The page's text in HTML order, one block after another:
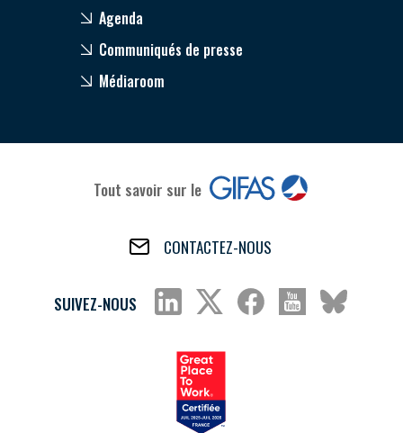
Agenda
Communiqués de presse
Médiaroom
Tout savoir sur le
CONTACTEZ-NOUS
SUIVEZ-NOUS